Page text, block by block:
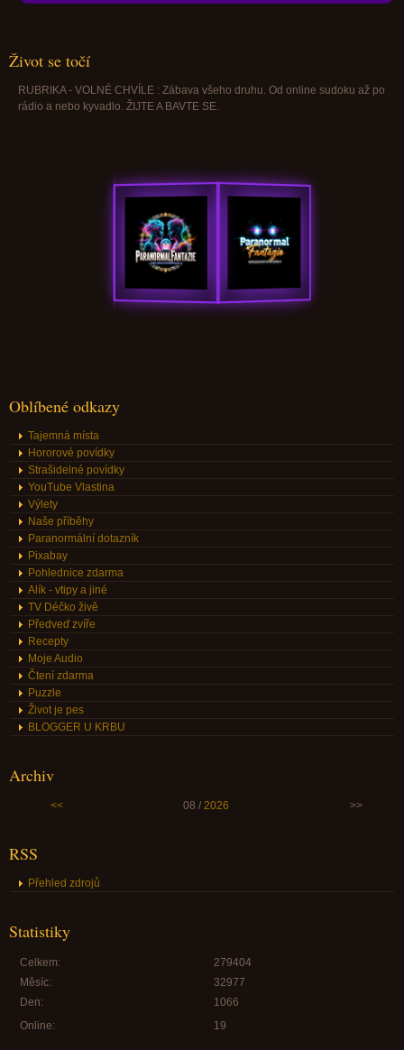
Život se točí
RUBRIKA - VOLNÉ CHVÍLE : Zábava všeho druhu. Od online sudoku až po
rádio a nebo kyvadlo. ŽIJTE A BAVTE SE.
Oblíbené odkazy
Tajemná místa
Hororové povídky
Strašidelné povídky
YouTube Vlastina
Výlety
Naše příběhy
Paranormální dotazník
Pixabay
Pohlednice zdarma
Alík - vtipy a jiné
TV Déčko živě
Předveď zvíře
Recepty
Moje Audio
Čtení zdarma
Puzzle
Život je pes
BLOGGER U KRBU
Archiv
<< 08 / 2026 >>
RSS
Přehled zdrojů
Statistiky
Online: 19
Celkem:
279404
Měsíc:
32977
Den:
1066